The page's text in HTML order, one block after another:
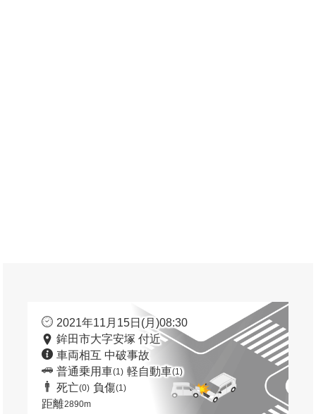
2021年11月15日(月)08:30
鉾田市大字安塚 付近
車両相互 中破事故
普通乗用車(1) 軽自動車(1)
死亡(0) 負傷(1)
距離2890m